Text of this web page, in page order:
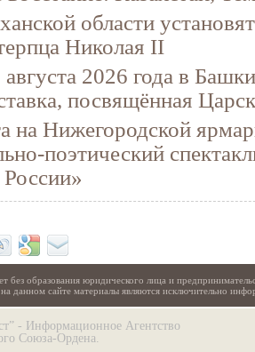
области
Николая II
2026 года в
посвящённая
на Нижегородской
поэтический
без образования юридического лица и
данном сайте материалы являются исключительно
- Информационное Агентство
Союза-Ордена.